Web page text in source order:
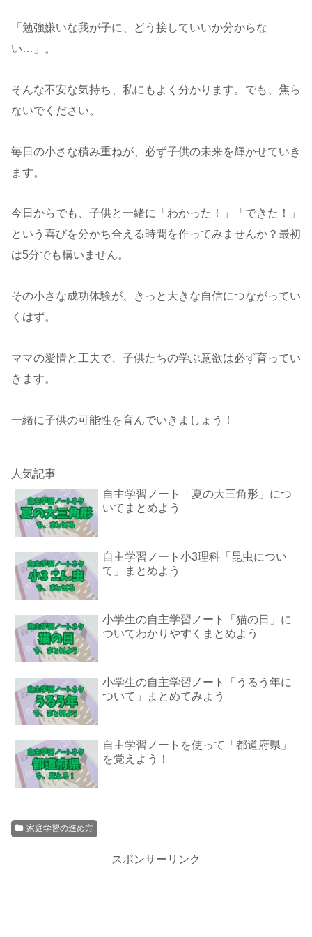
「勉強嫌いな我が子に、どう接していいか分からな
い…」。
そんな不安な気持ち、私にもよく分かります。でも、焦ら
ないでください。
毎日の小さな積み重ねが、必ず子供の未来を輝かせていき
ます。
今日からでも、子供と一緒に「わかった！」「できた！」
という喜びを分かち合える時間を作ってみませんか？最初
は5分でも構いません。
その小さな成功体験が、きっと大きな自信につながってい
くはず。
ママの愛情と工夫で、子供たちの学ぶ意欲は必ず育ってい
きます。
一緒に子供の可能性を育んでいきましょう！
人気記事
自主学習ノート「夏の大三角形」につ
いてまとめよう
自主学習ノート小3理科「昆虫につい
て」まとめよう
小学生の自主学習ノート「猫の日」に
ついてわかりやすくまとめよう
小学生の自主学習ノート「うるう年に
ついて」まとめてみよう
自主学習ノートを使って「都道府県」
を覚えよう！
家庭学習の進め方
スポンサーリンク